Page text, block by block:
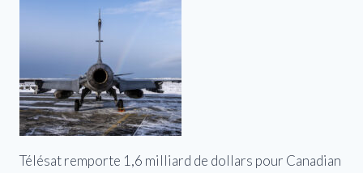
Télésat remporte 1,6 milliard de dollars pour Canadian